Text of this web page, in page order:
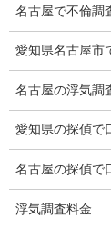
離婚手続
浮気度チェック
名古屋で不倫調
愛知県名古屋市
名古屋の浮気調
愛知県の探偵で
名古屋の探偵で
浮気調査料金